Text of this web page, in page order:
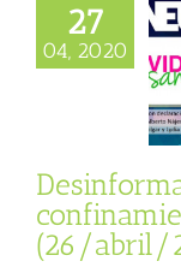
27
04, 2020
durante
en «Vida
(26/abril/